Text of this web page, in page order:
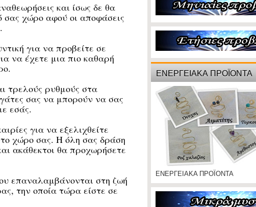
και ίσως δε θα
σας χώρο αφού οι αποφάσεις
για να προβείτε σε
να έχετε μια πιο καθαρή
τρελούς ρυθμούς στα
σας να μπορούν να σας
εσάς.
για να εξελιχθείτε
χώρο σας. Η όλη σας δράση
ακάθεκτοι θα προχωρήσετε
επαναλαμβάνονται στη ζωή
την οποία τώρα είστε σε
ΕΝΕΡΓΕΙΑΚΑ ΠΡΟΪΟΝΤΑ
ΕΝΕΡΓΕΙΑΚΑ ΠΡΟΪΟΝΤΑ